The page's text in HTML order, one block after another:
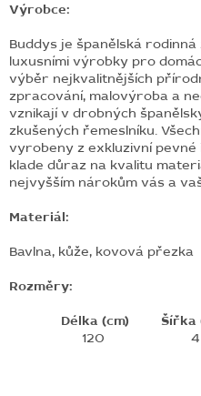
Výrobce:
Buddys je španělská
luxusními výrobky pro
výběr nejkvalitnějších
zpracování, malovýroba a
vznikají v drobných
zkušených řemeslníku.
vyrobeny z exkluzivní pevné
klade důraz na kvalitu
nejvyšším nárokům vás a
Materiál:
Bavlna, kůže, kovová přezka
Rozměry:
Délka (cm)
Šířka
120
4